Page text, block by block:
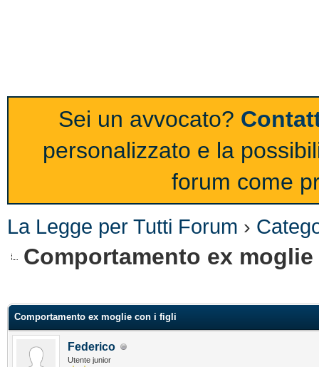
Sei un avvocato?
personalizzato e la
forum come
La Legge per Tutti Forum ›
Comportamento ex
Comportamento ex moglie con i figli
Federico
Utente junior